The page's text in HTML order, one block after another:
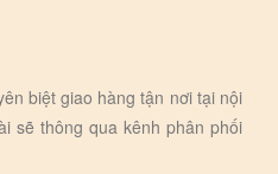
biệt giao hàng tận nơi tại nội
sẽ thông qua kênh phân phối